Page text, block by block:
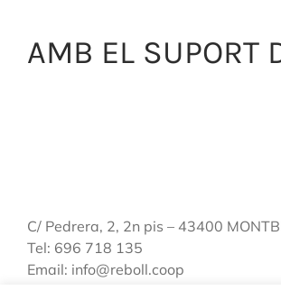
AMB EL SUPORT
C/ Pedrera, 2, 2n pis – 43400
Tel: 696 718 135
Email: info@reboll.coop